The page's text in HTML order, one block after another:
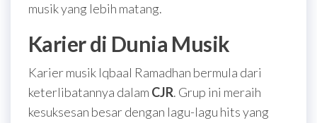
musik yang lebih matang.
Karier di Dunia Musik
Karier musik Iqbaal Ramadhan bermula dari
keterlibatannya dalam CJR. Grup ini meraih
kesuksesan besar dengan lagu-lagu hits yang